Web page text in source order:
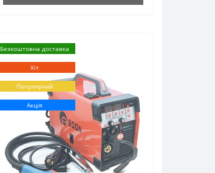
Безкоштовна доставка
Хіт
Популярний
Акція